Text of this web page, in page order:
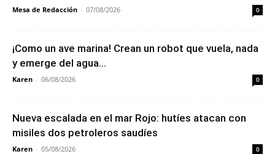
Mesa de Redacción - 07/08/2026 0
¡Como un ave marina! Crean un robot que vuela, nada
y emerge del agua...
Karen - 06/08/2026 0
Nueva escalada en el mar Rojo: hutíes atacan con
misiles dos petroleros saudíes
Karen - 05/08/2026 0